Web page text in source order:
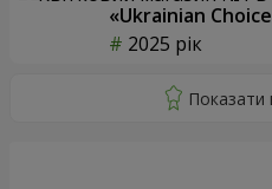
«Ukrainian
2025 рік